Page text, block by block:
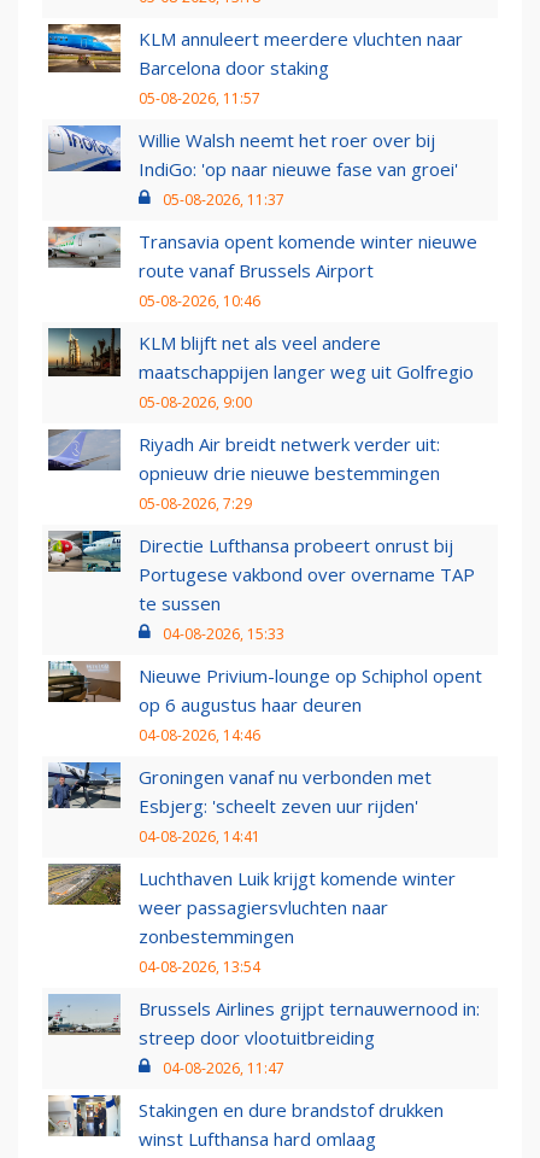
KLM annuleert meerdere vluchten naar
Barcelona door staking
05-08-2026, 11:57
Willie Walsh neemt het roer over bij
IndiGo: 'op naar nieuwe fase van groei'
05-08-2026, 11:37
Transavia opent komende winter nieuwe
route vanaf Brussels Airport
05-08-2026, 10:46
KLM blijft net als veel andere
maatschappijen langer weg uit Golfregio
05-08-2026, 9:00
Riyadh Air breidt netwerk verder uit:
opnieuw drie nieuwe bestemmingen
05-08-2026, 7:29
Directie Lufthansa probeert onrust bij
Portugese vakbond over overname TAP
te sussen
04-08-2026, 15:33
Nieuwe Privium-lounge op Schiphol opent
op 6 augustus haar deuren
04-08-2026, 14:46
Groningen vanaf nu verbonden met
Esbjerg: 'scheelt zeven uur rijden'
04-08-2026, 14:41
Luchthaven Luik krijgt komende winter
weer passagiersvluchten naar
zonbestemmingen
04-08-2026, 13:54
Brussels Airlines grijpt ternauwernood in:
streep door vlootuitbreiding
04-08-2026, 11:47
Stakingen en dure brandstof drukken
winst Lufthansa hard omlaag